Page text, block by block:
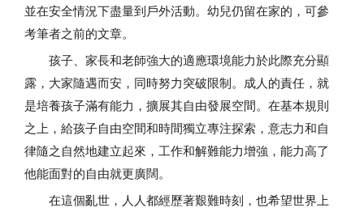
並在安全情況下盡量到戶外活動。幼兒仍留在家的，可參
考筆者之前的文章。
孩子、家長和老師強大的適應環境能力於此際充分顯
露，大家隨遇而安，同時努力突破限制。成人的責任，就
是培養孩子滿有能力，擴展其自由發展空間。在基本規則
之上，給孩子自由空間和時間獨立專注探索，意志力和自
律隨之自然地建立起來，工作和解難能力增強，能力高了
他能面對的自由就更廣闊。
在這個亂世，人人都經歷著艱難時刻，也希望世界上